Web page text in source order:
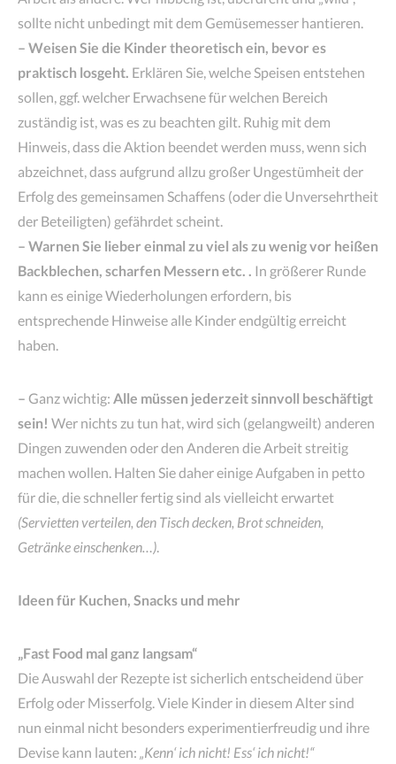
sollte nicht unbedingt mit dem Gemüsemesser hantieren.
– Weisen Sie die Kinder theoretisch ein, bevor es
praktisch losgeht. Erklären Sie, welche Speisen entstehen
sollen, ggf. welcher Erwachsene für welchen Bereich
zuständig ist, was es zu beachten gilt. Ruhig mit dem
Hinweis, dass die Aktion beendet werden muss, wenn sich
abzeichnet, dass aufgrund allzu großer Ungestümheit der
Erfolg des gemeinsamen Schaffens (oder die Unversehrtheit
der Beteiligten) gefährdet scheint.
– Warnen Sie lieber einmal zu viel als zu wenig vor heißen
Backblechen, scharfen Messern etc. . In größerer Runde
kann es einige Wiederholungen erfordern, bis
entsprechende Hinweise alle Kinder endgültig erreicht
haben.
– Ganz wichtig: Alle müssen jederzeit sinnvoll beschäftigt
sein! Wer nichts zu tun hat, wird sich (gelangweilt) anderen
Dingen zuwenden oder den Anderen die Arbeit streitig
machen wollen. Halten Sie daher einige Aufgaben in petto
für die, die schneller fertig sind als vielleicht erwartet
(Servietten verteilen, den Tisch decken, Brot schneiden,
Getränke einschenken…).
Ideen für Kuchen, Snacks und mehr
„Fast Food mal ganz langsam“
Die Auswahl der Rezepte ist sicherlich entscheidend über
Erfolg oder Misserfolg. Viele Kinder in diesem Alter sind
nun einmal nicht besonders experimentierfreudig und ihre
Devise kann lauten: „Kenn‘ ich nicht! Ess‘ ich nicht!“